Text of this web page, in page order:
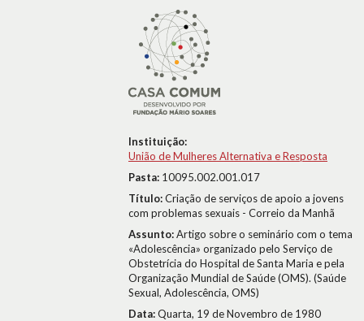
Instituição:
União de Mulheres Alternativa e Resposta
Pasta: 10095.002.001.017
Título:Criação de serviços de apoio a jovens
com problemas sexuais - Correio da Manhã
Assunto:Artigo sobre o seminário com o tema
«Adolescência» organizado pelo Serviço de
Obstetrícia do Hospital de Santa Maria e pela
Organização Mundial de Saúde (OMS). (Saúde
Sexual, Adolescência, OMS)
Data:Quarta, 19 de Novembro de 1980